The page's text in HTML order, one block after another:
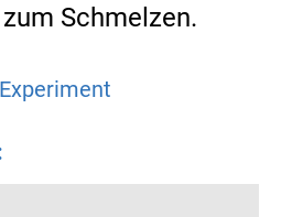
Schmelzen.